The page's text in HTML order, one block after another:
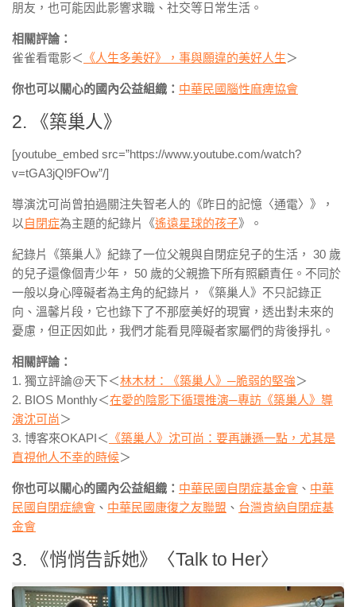
朋友，也可能因此影響求職、社交等日常生活。
相關評論：
雀雀看電影＜ 《人生多美好》，事與願違的美好人生＞
你也可以關心的國內公益組織： 中華民國腦性麻痺協會
2. 《築巢人》
[youtube_embed src=”https://www.youtube.com/watch?
v=tGA3jQl9FOw”/]
導演沈可尚曾拍過關注失智老人的《昨日的記憶〈通電〉》，
以自閉症為主題的紀錄片《遙遠星球的孩子》。
紀錄片《築巢人》紀錄了一位父親與自閉症兒子的生活， 30 歲
的兒子還像個青少年， 50 歲的父親擔下所有照顧責任。不同於
一般以身心障礙者為主角的紀錄片，《築巢人》不只記錄正
向、溫馨片段，它也錄下了不那麼美好的現實，透出對未來的
憂慮，但正因如此，我們才能看見障礙者家屬們的背後掙扎。
相關評論：
1. 獨立評論@天下＜林木材：《築巢人》─脆弱的堅強＞
2. BIOS Monthly＜在愛的陰影下循環推演─專訪《築巢人》導
演沈可尚＞
3. 博客來OKAPI＜ 《築巢人》沈可尚：要再謙遜一點，尤其是
直視他人不幸的時候＞
你也可以關心的國內公益組織： 中華民國自閉症基金會 、 中華
民國自閉症總會 、 中華民國康復之友聯盟 、 台灣肯納自閉症基
金會
3. 《悄悄告訴她》〈Talk to Her〉